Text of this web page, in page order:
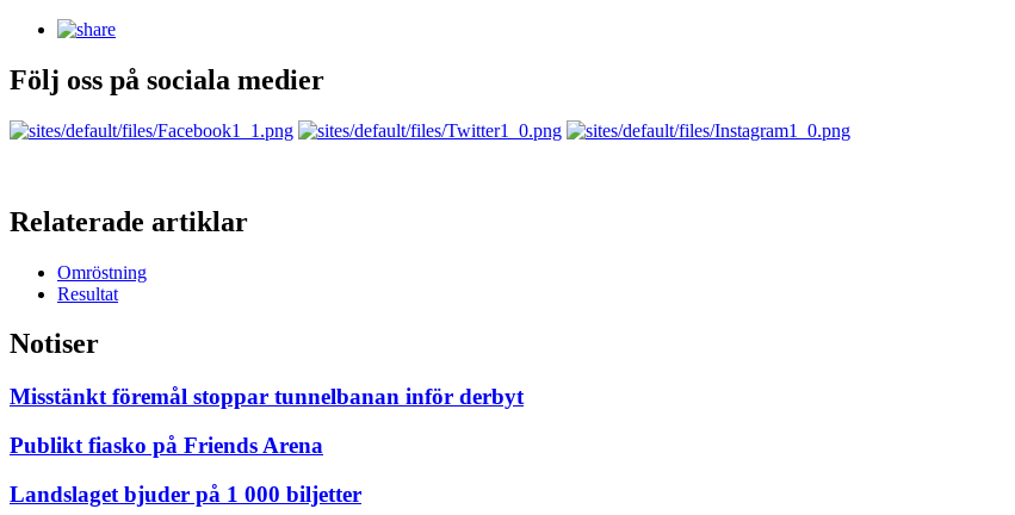
Följ oss på sociala medier
Relaterade artiklar
Omröstning
Resultat
Notiser
Misstänkt föremål stoppar tunnelbanan inför derbyt
Publikt fiasko på Friends Arena
Landslaget bjuder på 1 000 biljetter